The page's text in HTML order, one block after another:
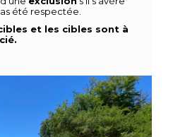
été respectée.
et les cibles sont à